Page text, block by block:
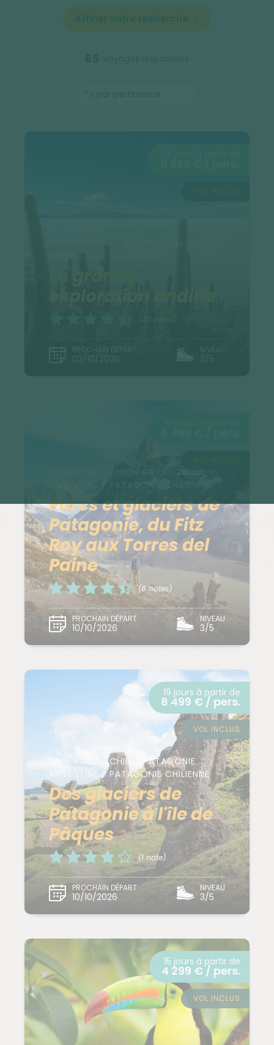
Parcs et glaciers de
Patagonie, du Fitz
Roy aux Torres del
Paine
(8 notes)
PROCHAIN DÉPART
10/10/2026
NIVEAU
3/5
ARGENTINE / CHILI / PATAGONIE
ARGENTINE / PATAGONIE CHILIENNE
Des glaciers de
Patagonie à l'île de
Pâques
(1 note)
PROCHAIN DÉPART
10/10/2026
NIVEAU
3/5
19 jours à partir de
8 499 € / pers.
VOL INCLUS
15 jours à partir de
4 299 € / pers.
VOL INCLUS